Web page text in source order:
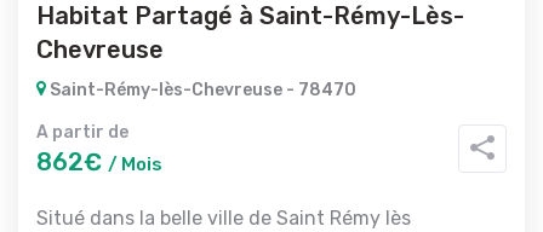
Habitat Partagé à Saint-Rémy-Lès-
Chevreuse
Saint-Rémy-lès-Chevreuse - 78470
A partir de
862€ / Mois
Situé dans la belle ville de Saint Rémy lès